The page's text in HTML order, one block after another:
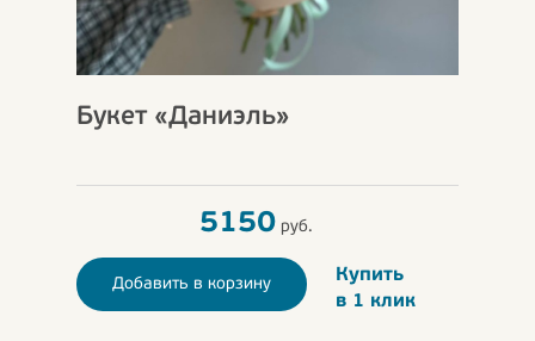
Букет «Даниэль»
5150руб.
Добавить в корзину
Купить
в 1 клик